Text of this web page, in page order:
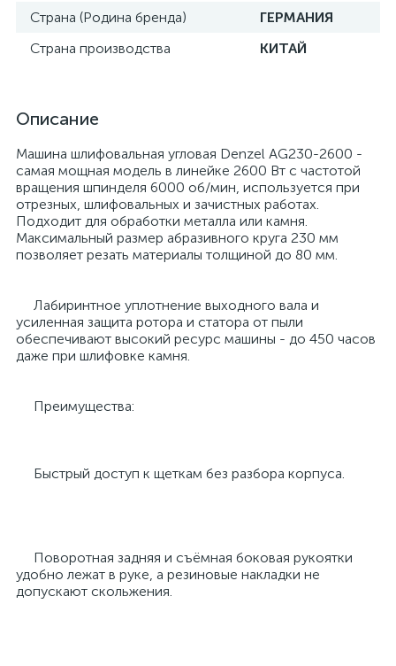
Страна (Родина бренда)
ГЕРМАНИЯ
Страна производства
КИТАЙ
Описание
Машина шлифовальная угловая Denzel AG230-2600 -
самая мощная модель в линейке 2600 Вт с частотой
вращения шпинделя 6000 об/мин, используется при
отрезных, шлифовальных и зачистных работах.
Подходит для обработки металла или камня.
Максимальный размер абразивного круга 230 мм
позволяет резать материалы толщиной до 80 мм.
Лабиринтное уплотнение выходного вала и
усиленная защита ротора и статора от пыли
обеспечивают высокий ресурс машины - до 450 часов
даже при шлифовке камня.
Преимущества:
Быстрый доступ к щеткам без разбора корпуса.
Поворотная задняя и съёмная боковая рукоятки
удобно лежат в руке, а резиновые накладки не
допускают скольжения.